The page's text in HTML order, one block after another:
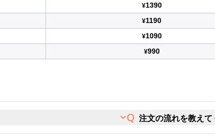
¥1390
¥1190
¥1090
¥990
注文の流れを教えて